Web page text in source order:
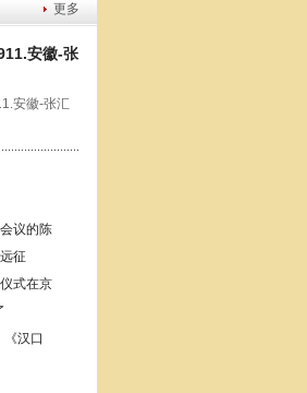
更多
安徽-张
安徽-张汇
议的陈
征
式在京
《汉口